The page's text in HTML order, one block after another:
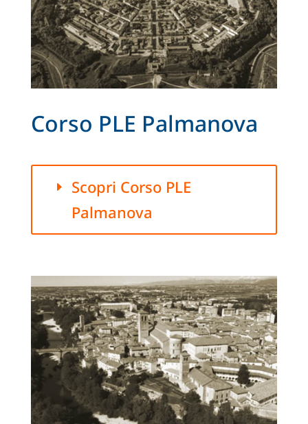
Corso PLE Palmanova
Scopri Corso PLE
Palmanova